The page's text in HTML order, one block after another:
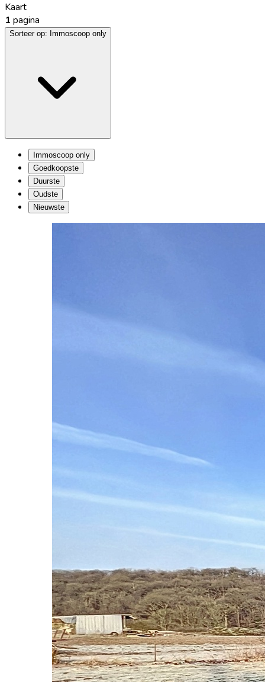
Kaart
1 pagina
Sorteer op: Immoscoop only
Immoscoop only
Goedkoopste
Duurste
Oudste
Nieuwste